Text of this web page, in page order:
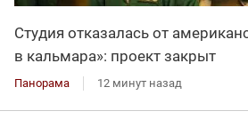
Студия отказалась от
в кальмара»: проект закрыт
Панорама 12 минут назад